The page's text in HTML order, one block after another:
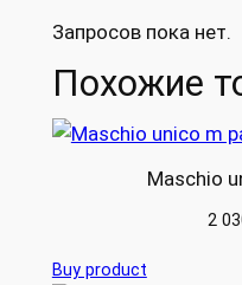
Запросов пока нет.
Похожие
Maschio
2
Buy product